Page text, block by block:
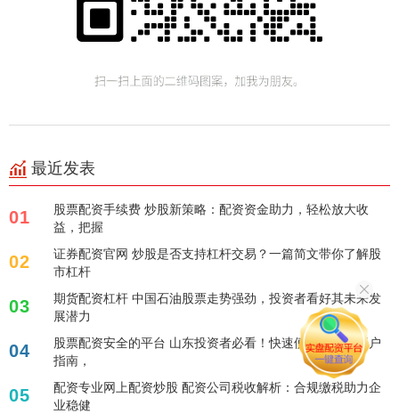
最近发表
01
股票配资手续费 炒股新策略：配资资金助力，轻松放大收
益，把握
02
证券配资官网 炒股是否支持杠杆交易？一篇简文带你了解股
市杠杆
03
期货配资杠杆 中国石油股票走势强劲，投资者看好其未来发
展潜力
04
股票配资安全的平台 山东投资者必看！快速便捷的股票开户
指南，
05
配资专业网上配资炒股 配资公司税收解析：合规缴税助力企
业稳健